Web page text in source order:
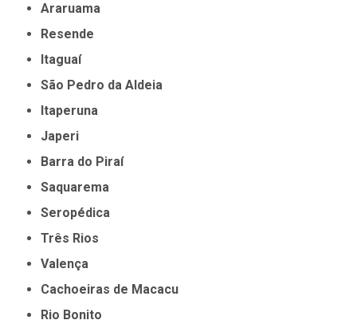
Araruama
Resende
Itaguaí
São Pedro da Aldeia
Itaperuna
Japeri
Barra do Piraí
Saquarema
Seropédica
Três Rios
Valença
Cachoeiras de Macacu
Rio Bonito